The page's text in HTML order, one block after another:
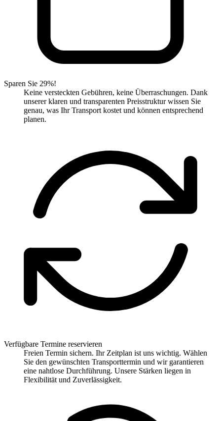
Sparen Sie 29%!
Keine versteckten Gebühren, keine Überraschungen. Dank
unserer klaren und transparenten Preisstruktur wissen Sie
genau, was Ihr Transport kostet und können entsprechend
planen.
Verfügbare Termine reservieren
Freien Termin sichern. Ihr Zeitplan ist uns wichtig. Wählen
Sie den gewünschten Transporttermin und wir garantieren
eine nahtlose Durchführung. Unsere Stärken liegen in
Flexibilität und Zuverlässigkeit.